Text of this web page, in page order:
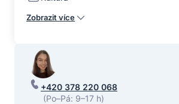
Zobrazit více
+420 378 220 068
(Po–Pá: 9–17 h)